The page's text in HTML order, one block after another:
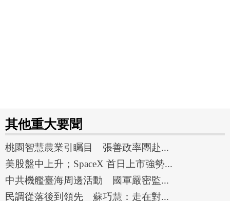
其他重大要聞
桃園智慧農業引矚目 張善政率團赴...
美股盤中上升；SpaceX 首日上市強勢...
中共機艦臺海周邊活動 國軍嚴密監...
民調從落後到領先 蘇巧慧：走在對...